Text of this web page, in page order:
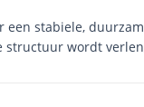
stabiele,
structuur wordt